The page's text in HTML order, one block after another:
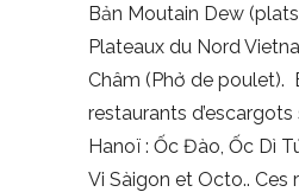
Bản Moutain Dew
Plateaux du Nord
Châm (Phở de poulet).
restaurants
Hanoï : Ốc Đào, Ốc Dì
Vi Sàigon et Octo.. Ces